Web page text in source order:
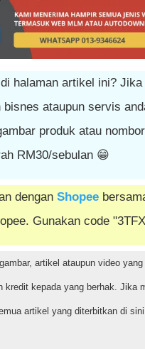
halaman artikel ini?
bisnes ataupun servis
produk atau
RM30/sebulan 😁
denganShopee
Gunakan code
artikel ataupun video
kredit kepada yang berhak. Jika
artikel yang diterbitkan di